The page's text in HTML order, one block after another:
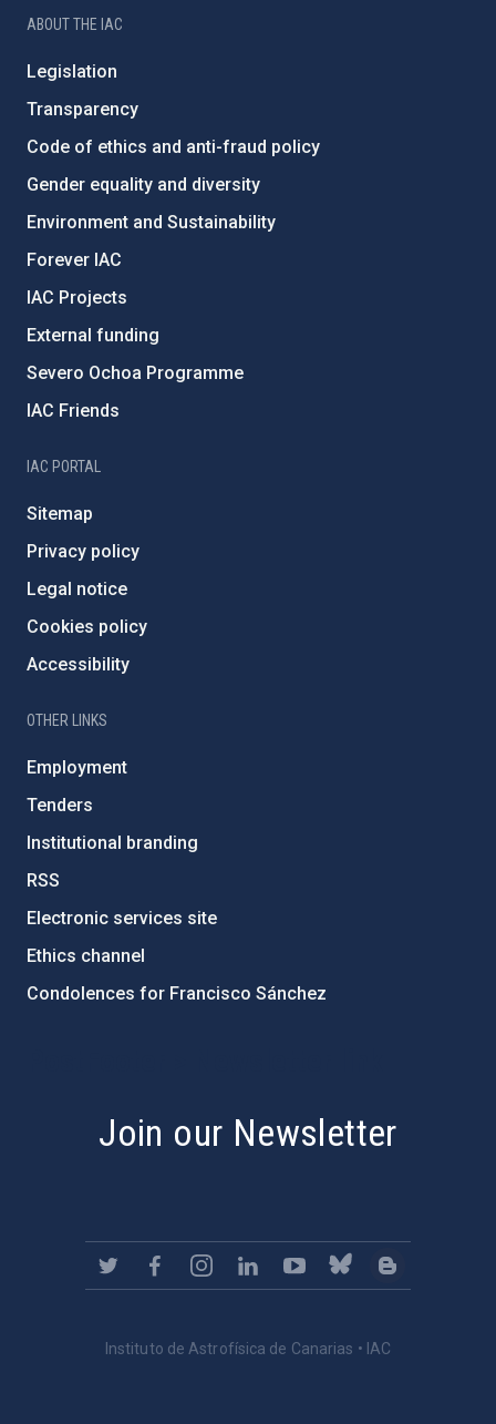
ABOUT THE IAC
Legislation
Transparency
Code of ethics and anti-fraud policy
Gender equality and diversity
Environment and Sustainability
Forever IAC
IAC Projects
External funding
Severo Ochoa Programme
IAC Friends
IAC PORTAL
Sitemap
Privacy policy
Legal notice
Cookies policy
Accessibility
OTHER LINKS
Employment
Tenders
Institutional branding
RSS
Electronic services site
Ethics channel
Condolences for Francisco Sánchez
Join our Newsletter
Instituto de Astrofísica de Canarias • IAC